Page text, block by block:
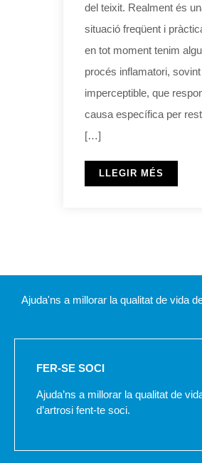
del teixit. Realment és
situació freqüent i
en tot moment tenim
procés inflamatori, sovint
imperceptible, que
causa específica per
[…]
LLEGIR MÉS
Ajuda'ns a millorar la qualitat de vida
FER-SE SOCI
Ajuda’ns a millorar la qualitat de
d’artrosi fent-te soci.